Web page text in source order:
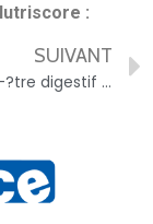
:
SUIVANT
Activia bien-?tre digestif – 3033491920349